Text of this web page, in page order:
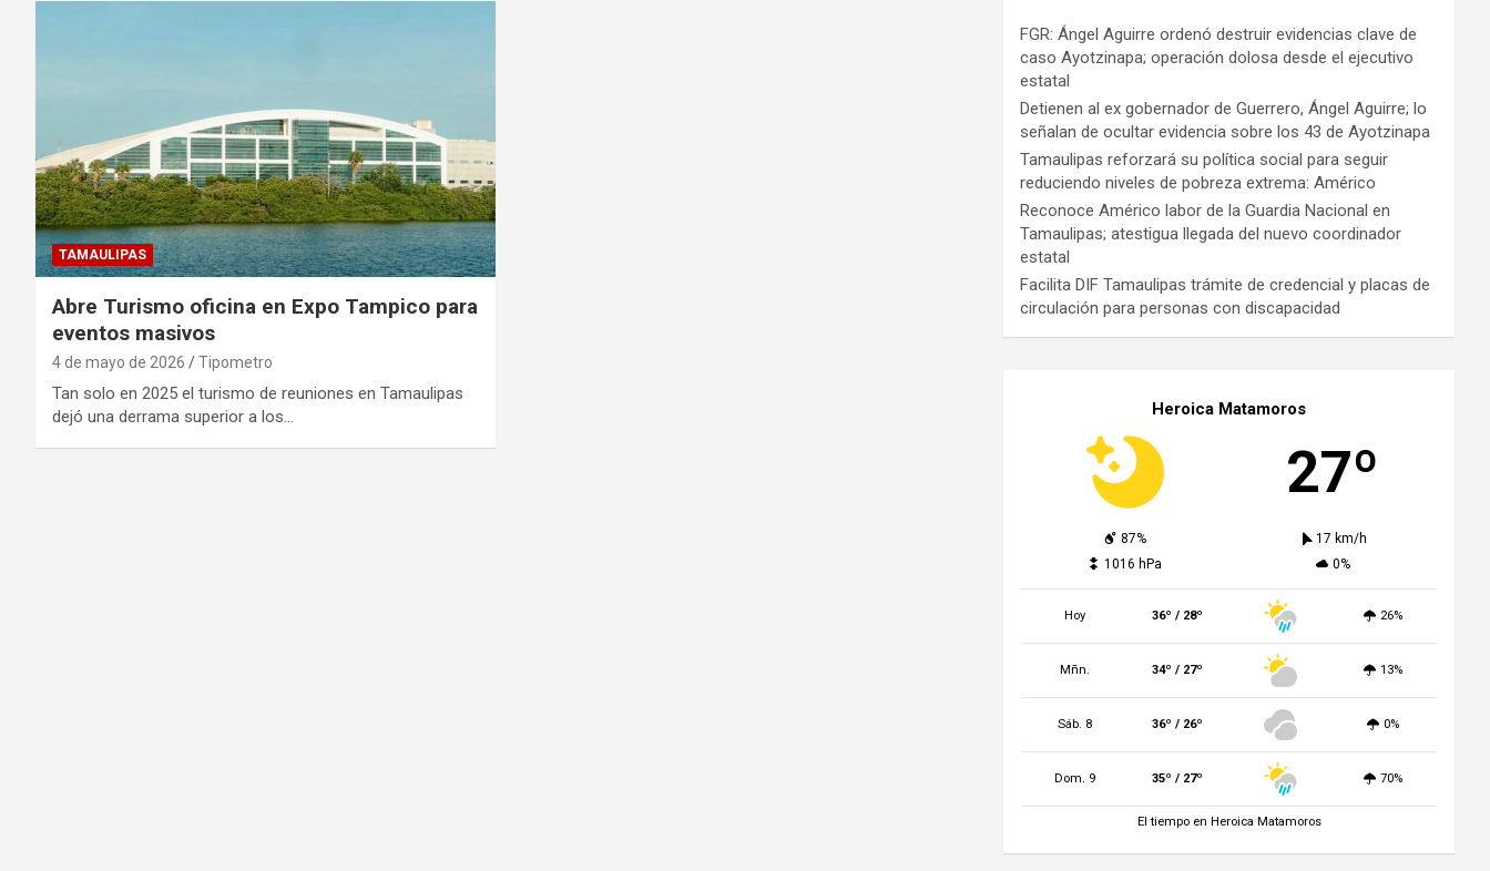
TAMAULIPAS
Abre Turismo oficina en Expo Tampico para
eventos masivos
4 de mayo de 2026 Tipometro
Tan solo en 2025 el turismo de reuniones en Tamaulipas
dejó una derrama superior a los…
FGR: Ángel Aguirre ordenó destruir evidencias clave de
caso Ayotzinapa; operación dolosa desde el ejecutivo
estatal
Detienen al ex gobernador de Guerrero, Ángel Aguirre; lo
señalan de ocultar evidencia sobre los 43 de Ayotzinapa
Tamaulipas reforzará su política social para seguir
reduciendo niveles de pobreza extrema: Américo
Reconoce Américo labor de la Guardia Nacional en
Tamaulipas; atestigua llegada del nuevo coordinador
estatal
Facilita DIF Tamaulipas trámite de credencial y placas de
circulación para personas con discapacidad
Heroica Matamoros
27º
87%
17 km/h
1016 hPa
0%
Hoy 36º / 28º 26%
Mñn. 34º / 27º 13%
Sáb. 8 36º / 26º 0%
Dom. 9 35º / 27º 70%
El tiempo en Heroica Matamoros